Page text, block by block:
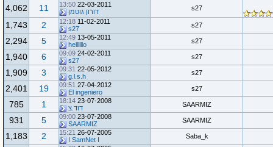
s27
22-03-2011
13:50
דורון גוטמן
11
4,062
s27
11-02-2011
12:18
s27
2
1,743
s27
13-05-2011
12:49
hellllllo
5
2,294
s27
24-02-2011
09:09
s27
6
1,940
s27
22-05-2012
09:31
g.l.s.h
3
1,909
s27
27-04-2012
09:51
El ingeniero
19
2,401
SAARMIZ
23-07-2008
18:14
דוד.צ
1
785
SAARMIZ
23-07-2008
09:00
SAARMIZ
5
931
Saba_k
26-07-2005
15:21
I SamNet I
2
1,183